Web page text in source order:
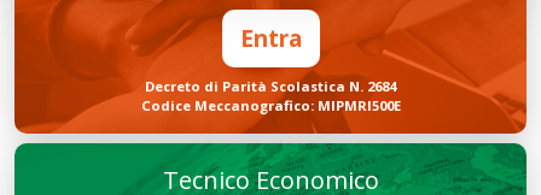
Entra
Decreto di Parità Scolastica N. 2684
Codice Meccanografico: MIPMRI500E
Tecnico Economico